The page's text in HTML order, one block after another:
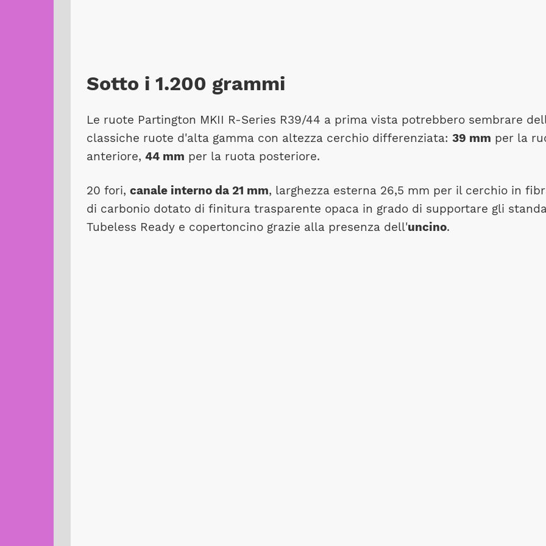
Sotto i 1.200 grammi
Le ruote Partington MKII R-Series R39/44 a prima vista potrebbero sembrare
classiche ruote d'alta gamma con altezza cerchio differenziata: 39 mm per la
anteriore, 44 mm per la ruota posteriore.
20 fori, canale interno da 21 mm, larghezza esterna 26,5 mm per il cerchio in
di carbonio dotato di finitura trasparente opaca in grado di supportare gli
Tubeless Ready e copertoncino grazie alla presenza dell'uncino.